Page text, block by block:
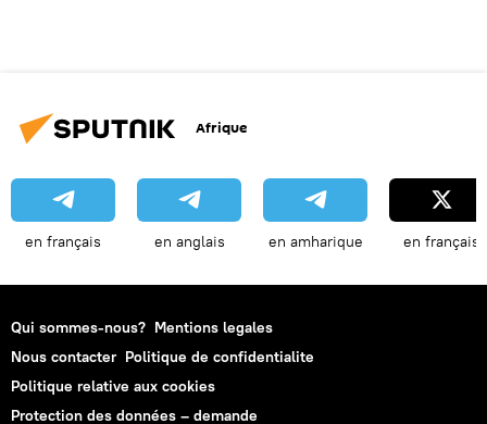
Afrique
en français en anglais en amharique en français
Qui sommes-nous? Mentions legales
Nous contacter Politique de confidentialite
Politique relative aux cookies
Protection des données – demande